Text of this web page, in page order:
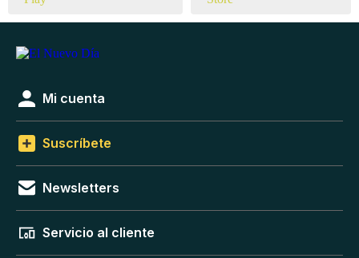
Mi cuenta
Suscríbete
Newsletters
Servicio al cliente